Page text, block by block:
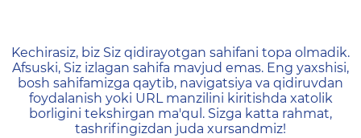
404 — Страница не
Kechirasiz, biz Siz qidirayotgan sahifani topa olmadik.
Afsuski, Siz izlagan sahifa mavjud emas. Eng yaxshisi,
bosh sahifamizga qaytib, navigatsiya va qidiruvdan
foydalanish yoki URL manzilini kiritishda xatolik
borligini tekshirgan ma'qul. Sizga katta rahmat,
tashrifingizdan juda xursandmiz!